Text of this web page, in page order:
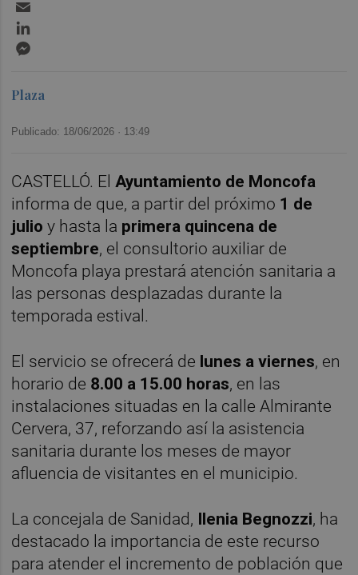
Plaza
Publicado: 18/06/2026 · 13:49
CASTELLÓ. El Ayuntamiento de Moncofa
informa de que, a partir del próximo 1 de
julio y hasta la primera quincena de
septiembre, el consultorio auxiliar de
Moncofa playa prestará atención sanitaria a
las personas desplazadas durante la
temporada estival.
El servicio se ofrecerá de lunes a viernes, en
horario de 8.00 a 15.00 horas, en las
instalaciones situadas en la calle Almirante
Cervera, 37, reforzando así la asistencia
sanitaria durante los meses de mayor
afluencia de visitantes en el municipio.
La concejala de Sanidad, Ilenia Begnozzi, ha
destacado la importancia de este recurso
para atender el incremento de población que